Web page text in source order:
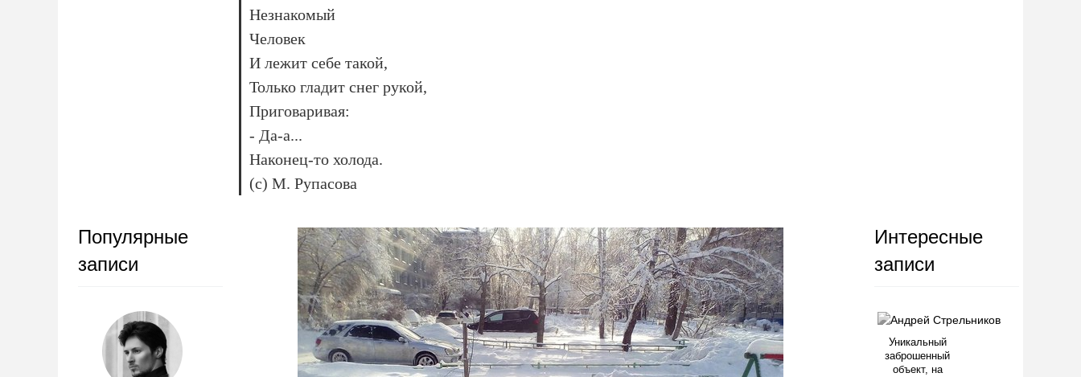
Незнакомый
Человек
И лежит себе такой,
Только гладит снег рукой,
Приговаривая:
- Да-а...
Наконец-то холода.
(с) М. Рупасова
Популярные
записи
Интересные
записи
Уникальный
заброшенный
объект, на